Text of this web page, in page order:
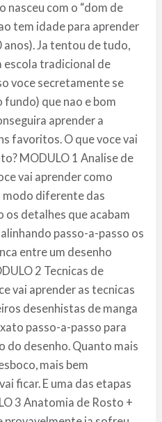
nasceu com o “dom de
tem idade para aprender
anos). Ja tentou de tudo,
escola tradicional de
voce secretamente se
que nao e bom
aprender a
favoritos. O que voce vai
MODULO 1 Analise de
vai aprender como
modo diferente das
os detalhes que acabam
passo-a-passo os
entre um desenho
2 Tecnicas de
vai aprender as tecnicas
desenhistas de manga
passo-a-passo para
do desenho. Quanto mais
mais bem
ficar. E uma das etapas
3 Anatomia de Rosto +